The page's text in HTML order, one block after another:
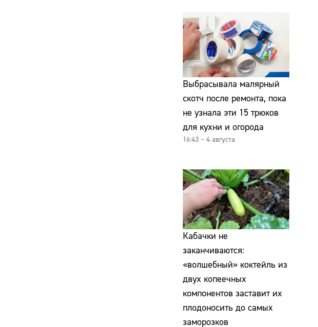
Выбрасывала малярный
скотч после ремонта, пока
не узнала эти 15 трюков
для кухни и огорода
16:43 – 4 августа
Кабачки не
заканчиваются:
«волшебный» коктейль из
двух копеечных
компонентов заставит их
плодоносить до самых
заморозков